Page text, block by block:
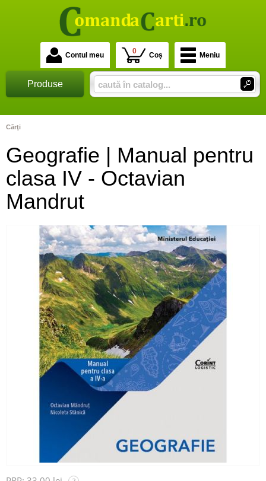
Contul meu 0 Coș Meniu
Produse
Cărţi
Geografie | Manual pentru
clasa IV - Octavian
Mandrut